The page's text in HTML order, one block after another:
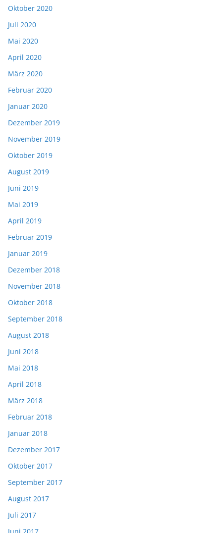
Oktober 2020
Juli 2020
Mai 2020
April 2020
März 2020
Februar 2020
Januar 2020
Dezember 2019
November 2019
Oktober 2019
August 2019
Juni 2019
Mai 2019
April 2019
Februar 2019
Januar 2019
Dezember 2018
November 2018
Oktober 2018
September 2018
August 2018
Juni 2018
Mai 2018
April 2018
März 2018
Februar 2018
Januar 2018
Dezember 2017
Oktober 2017
September 2017
August 2017
Juli 2017